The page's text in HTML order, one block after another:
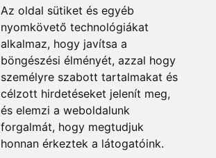
Az oldal sütiket és egyéb
nyomkövető technológiákat
alkalmaz, hogy javítsa a
böngészési élményét, azzal hogy
személyre szabott tartalmakat és
célzott hirdetéseket jelenít meg,
és elemzi a weboldalunk
forgalmát, hogy megtudjuk
honnan érkeztek a látogatóink.
Accepted payment methods